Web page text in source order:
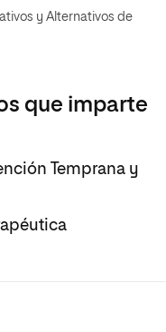
y Alternativos de
que imparte
Temprana y